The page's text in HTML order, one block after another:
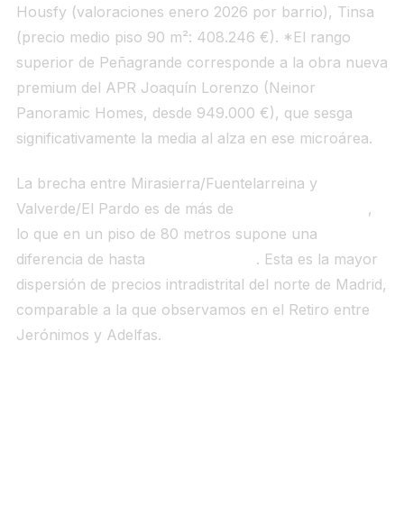
Housfy (valoraciones enero 2026 por barrio), Tinsa
(precio medio piso 90 m²: 408.246 €). *El rango
superior de Peñagrande corresponde a la obra nueva
premium del APR Joaquín Lorenzo (Neinor
Panoramic Homes, desde 949.000 €), que sesga
significativamente la media al alza en ese microárea.
La brecha entre Mirasierra/Fuentelarreina y
Valverde/El Pardo es de más de
,
lo que en un piso de 80 metros supone una
diferencia de hasta
. Esta es la mayor
dispersión de precios intradistrital del norte de Madrid,
comparable a la que observamos en el Retiro entre
Jerónimos y Adelfas.